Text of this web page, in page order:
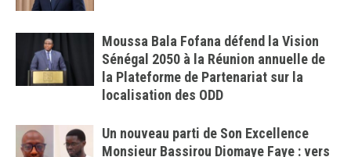
Moussa Bala Fofana défend la Vision
Sénégal 2050 à la Réunion annuelle de
la Plateforme de Partenariat sur la
localisation des ODD
Un nouveau parti de Son Excellence
Monsieur Bassirou Diomaye Faye : vers